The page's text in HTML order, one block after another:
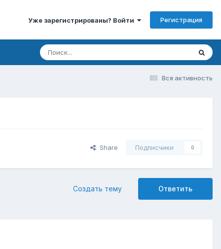
Уже зарегистрированы? Войти Регистрация
Вся активность
Share Подписчики 0
Ответить
Создать тему